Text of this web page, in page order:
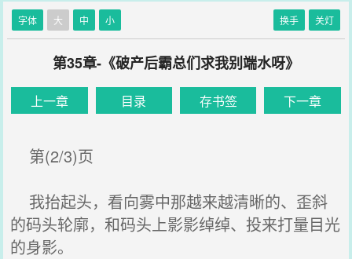
字体 大 中 小 换手 关灯
第35章-《破产后霸总们求我别端水呀》
上一章 目录 存书签 下一章
第(2/3)页
我抬起头，看向雾中那越来越清晰的、歪斜
的码头轮廓，和码头上影影绰绰、投来打量目光
的身影。